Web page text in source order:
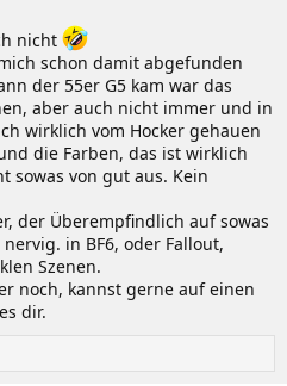
nicht
schon damit abgefunden
der 55er G5 kam war das
aber auch nicht immer und in
wirklich vom Hocker gehauen
die Farben, das ist wirklich
sowas von gut aus. Kein
der Überempfindlich auf sowas
in BF6, oder Fallout,
Szenen.
noch, kannst gerne auf einen
dir.